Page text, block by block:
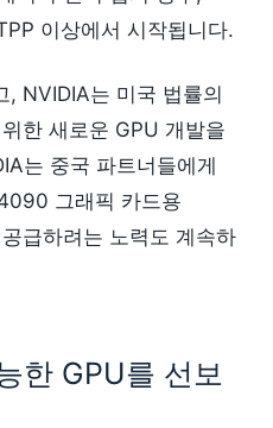
이상에서 시작됩니다.
, NVIDIA는 미국 법률의
한 새로운 GPU 개발을
는 중국 파트너들에게
그래픽 카드용
급하려는 노력도 계속하
한 GPU를 선보